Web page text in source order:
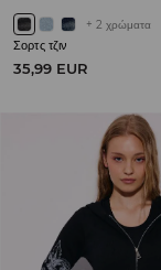
+ 2 χρώματα
Σορτς τζιν
35,99 EUR